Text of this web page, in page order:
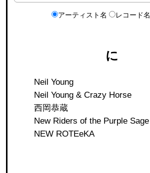
アーティスト名 レコード名
に
Neil Young
Neil Young & Crazy Horse
西岡恭蔵
New Riders of the Purple Sage
NEW ROTEeKA